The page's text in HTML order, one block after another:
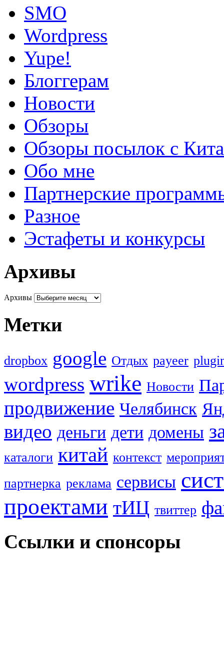
SMO
Wordpress
Yupe!
Блоггерам
Новости
Обзоры
Обзоры посылок с
Обо мне
Партнерские
Разное
Эстафеты и конкурсы
Архивы
Архивы
Метки
dropbox google Oтдых payeer
wordpress wrike Новости
продвижение Челябинск
видео деньги дети домены
каталоги китай контекст
партнерка реклама сервисы
проектами тИЦ твиттер
Ссылки и спонсоры